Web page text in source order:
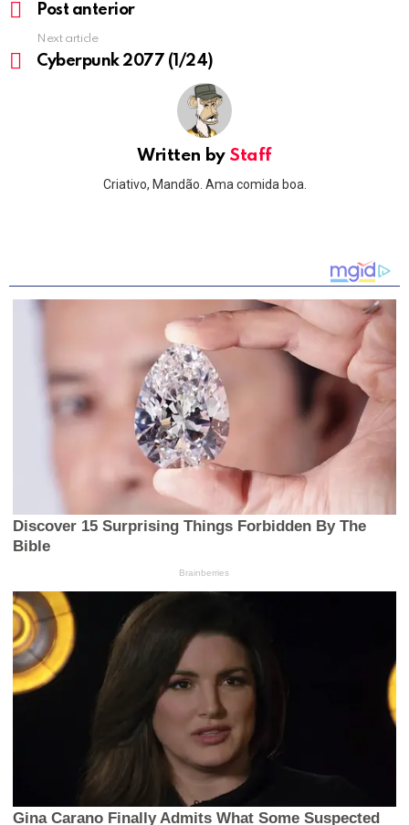
morePost anterior
Next article
Cyberpunk 2077 (1/24)
Written by Staff
Criativo, Mandão. Ama comida boa.